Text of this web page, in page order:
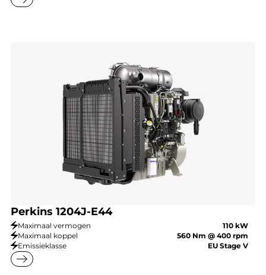
Perkins 1204J-E44
Maximaal vermogen
110 kW
Maximaal koppel
560 Nm @ 400 rpm
Emissieklasse
EU Stage V
east